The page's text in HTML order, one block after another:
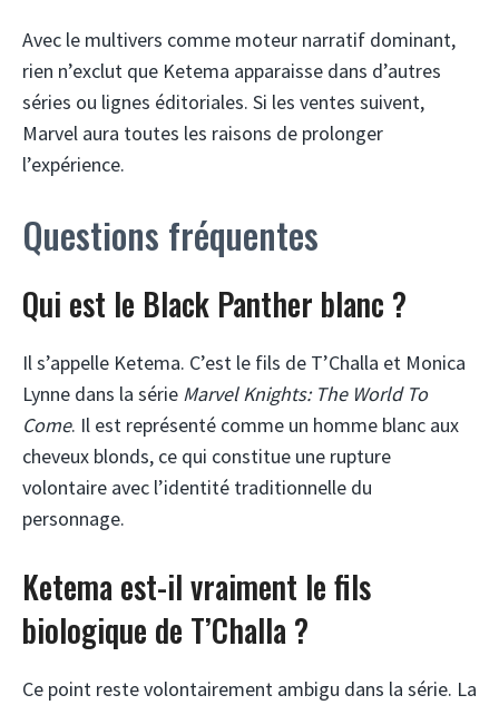
Avec le multivers comme moteur narratif dominant,
rien n’exclut que Ketema apparaisse dans d’autres
séries ou lignes éditoriales. Si les ventes suivent,
Marvel aura toutes les raisons de prolonger
l’expérience.
Questions fréquentes
Qui est le Black Panther blanc ?
Il s’appelle Ketema. C’est le fils de T’Challa et Monica
Lynne dans la série Marvel Knights: The World To
Come. Il est représenté comme un homme blanc aux
cheveux blonds, ce qui constitue une rupture
volontaire avec l’identité traditionnelle du
personnage.
Ketema est-il vraiment le fils
biologique de T’Challa ?
Ce point reste volontairement ambigu dans la série. La